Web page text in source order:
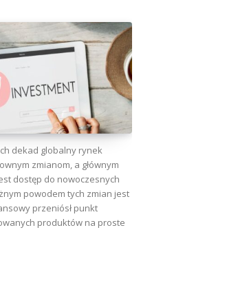
dekad globalny rynek
zmianom, a głównym
dostęp do nowoczesnych
powodem tych zmian jest
przeniósł punkt
produktów na proste